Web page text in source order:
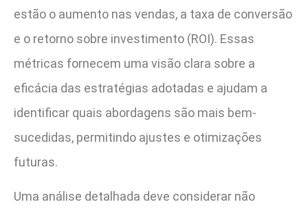
estão o aumento nas vendas, a taxa de conversão
e o retorno sobre investimento (ROI). Essas
métricas fornecem uma visão clara sobre a
eficácia das estratégias adotadas e ajudam a
identificar quais abordagens são mais bem-
sucedidas, permitindo ajustes e otimizações
futuras.
Uma análise detalhada deve considerar não